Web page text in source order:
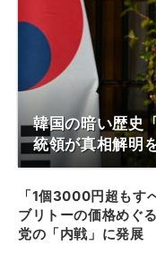
韓国の暗い歴史
統領が真相解明
「1個3000円超もす
ブリトーの価格めぐ
党の「内戦」に発展